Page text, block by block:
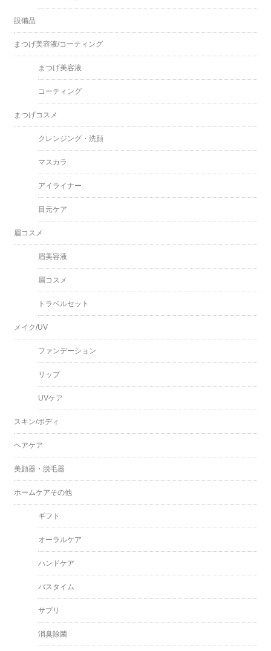
設備品
まつげ美容液/コーティング
まつげ美容液
コーティング
まつげコスメ
クレンジング・洗顔
マスカラ
アイライナー
目元ケア
眉コスメ
眉美容液
眉コスメ
トラベルセット
メイク/UV
ファンデーション
リップ
UVケア
スキン/ボディ
ヘアケア
美顔器・脱毛器
ホームケアその他
ギフト
オーラルケア
ハンドケア
バスタイム
サプリ
消臭除菌